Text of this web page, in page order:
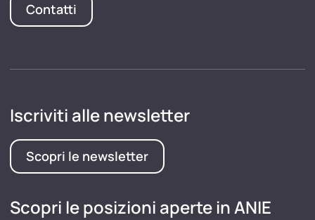
Contatti
Iscriviti alle newsletter
Scopri le newsletter
Scopri le posizioni aperte in ANIE